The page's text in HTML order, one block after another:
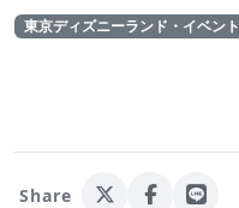
東京ディズニーランド・イベント
Share